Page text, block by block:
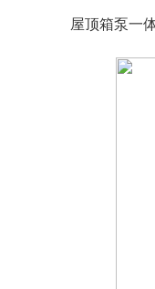
屋顶箱泵一